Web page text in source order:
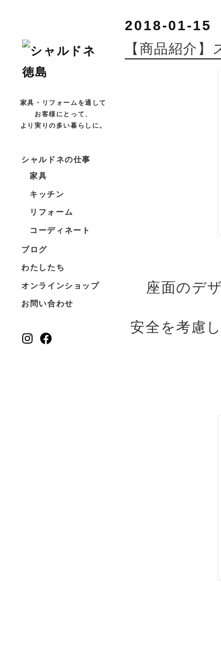
家具・リフォームを通して
お客様にとって、
より実りの多い暮らしに。
シャルドネの仕事
家具
キッチン
リフォーム
コーディネート
ブログ
わたしたち
オンラインショップ
お問い合わせ
2018-01-15
【商品紹介
座面のデ
安全を考慮